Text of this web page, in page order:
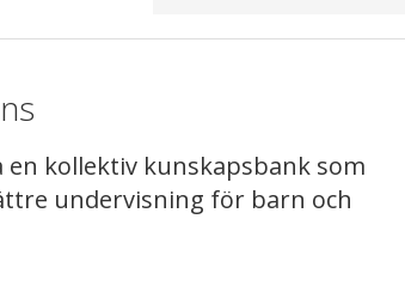
en kollektiv kunskapsbank som
undervisning för barn och